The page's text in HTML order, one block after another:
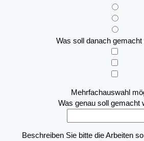
Was soll danach gemacht
Mehrfachauswahl
Was genau soll gemacht
Beschreiben Sie bitte die Arbeiten